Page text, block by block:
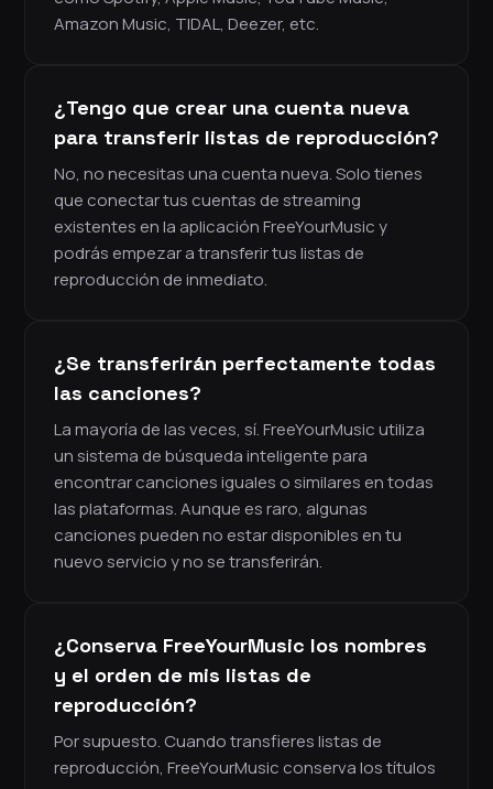
Amazon Music, TIDAL, Deezer, etc.
¿Tengo que crear una cuenta nueva
para transferir listas de reproducción?
No, no necesitas una cuenta nueva. Solo tienes
que conectar tus cuentas de streaming
existentes en la aplicación FreeYourMusic y
podrás empezar a transferir tus listas de
reproducción de inmediato.
¿Se transferirán perfectamente todas
las canciones?
La mayoría de las veces, sí. FreeYourMusic utiliza
un sistema de búsqueda inteligente para
encontrar canciones iguales o similares en todas
las plataformas. Aunque es raro, algunas
canciones pueden no estar disponibles en tu
nuevo servicio y no se transferirán.
¿Conserva FreeYourMusic los nombres
y el orden de mis listas de
reproducción?
Por supuesto. Cuando transfieres listas de
reproducción, FreeYourMusic conserva los títulos